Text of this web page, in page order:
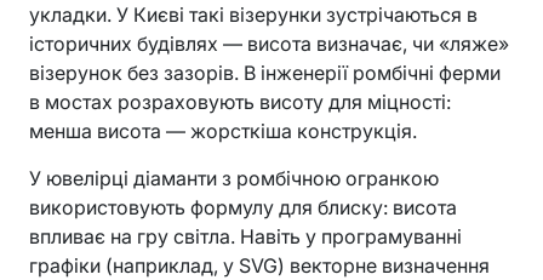
укладки. У Києві такі візерунки зустрічаються в
історичних будівлях — висота визначає, чи «ляже»
візерунок без зазорів. В інженерії ромбічні ферми
в мостах розраховують висоту для міцності:
менша висота — жорсткіша конструкція.
У ювелірці діаманти з ромбічною огранкою
використовують формулу для блиску: висота
впливає на гру світла. Навіть у програмуванні
графіки (наприклад, у SVG) векторне визначення